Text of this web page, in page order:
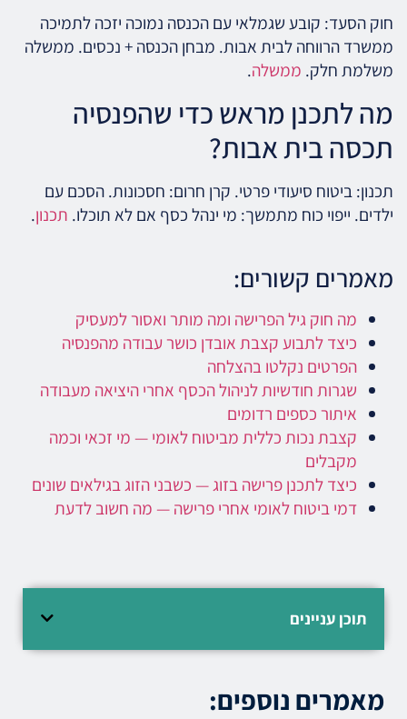
חוק הסעד: קובע שגמלאי עם הכנסה נמוכה יזכה לתמיכה
ממשרד הרווחה לבית אבות. מבחן הכנסה + נכסים. ממשלה
משלמת חלק. ממשלה.
מה לתכנן מראש כדי שהפנסיה
תכסה בית אבות?
תכנון: ביטוח סיעודי פרטי. קרן חרום: חסכונות. הסכם עם
ילדים. ייפוי כוח מתמשך: מי ינהל כסף אם לא תוכלו. תכנון.
מאמרים קשורים:
מה חוק גיל הפרישה ומה מותר ואסור למעסיק
כיצד לתבוע קצבת אובדן כושר עבודה מהפנסיה
הפרטים נקלטו בהצלחה
שגרות חודשיות לניהול הכסף אחרי היציאה מעבודה
איתור כספים רדומים
קצבת נכות כללית מביטוח לאומי — מי זכאי וכמה
מקבלים
כיצד לתכנן פרישה בזוג — כשבני הזוג בגילאים שונים
דמי ביטוח לאומי אחרי פרישה — מה חשוב לדעת
תוכן עניינים
מאמרים נוספים: